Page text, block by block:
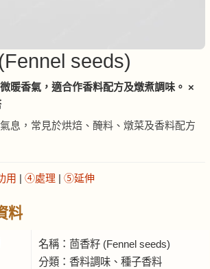
seeds)
暖香氣，適合作香料配方及燉煮調味。 ×
息，常見於烘焙、醃料、燉菜及香料配方
用 | ④處理 | ⑤延伸
料
名稱：茴香籽 (Fennel seeds)
分類：香料調味、種子香料